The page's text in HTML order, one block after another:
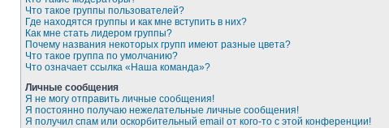
Что такое группы пользователей?
Где находятся группы и как мне вступить в них?
Как мне стать лидером группы?
Почему названия некоторых групп имеют разные цвета?
Что такое группа по умолчанию?
Что означает ссылка «Наша команда»?
Личные сообщения
Я не могу отправить личные сообщения!
Я постоянно получаю нежелательные личные сообщения!
Я получил спам или оскорбительный email от кого-то с этой конференции!